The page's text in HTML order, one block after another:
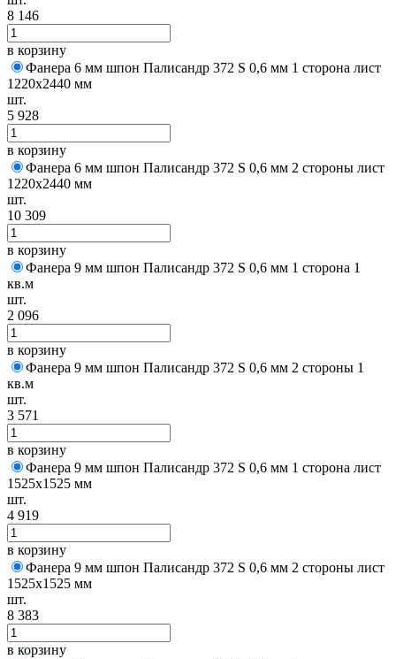
8 146
в корзину
Фанера 6 мм шпон Палисандр 372 S 0,6 мм 1 сторона лист
1220х2440 мм
шт.
5 928
в корзину
Фанера 6 мм шпон Палисандр 372 S 0,6 мм 2 стороны лист
1220х2440 мм
шт.
10 309
в корзину
Фанера 9 мм шпон Палисандр 372 S 0,6 мм 1 сторона 1
кв.м
шт.
2 096
в корзину
Фанера 9 мм шпон Палисандр 372 S 0,6 мм 2 стороны 1
кв.м
шт.
3 571
в корзину
Фанера 9 мм шпон Палисандр 372 S 0,6 мм 1 сторона лист
1525х1525 мм
шт.
4 919
в корзину
Фанера 9 мм шпон Палисандр 372 S 0,6 мм 2 стороны лист
1525х1525 мм
шт.
8 383
в корзину